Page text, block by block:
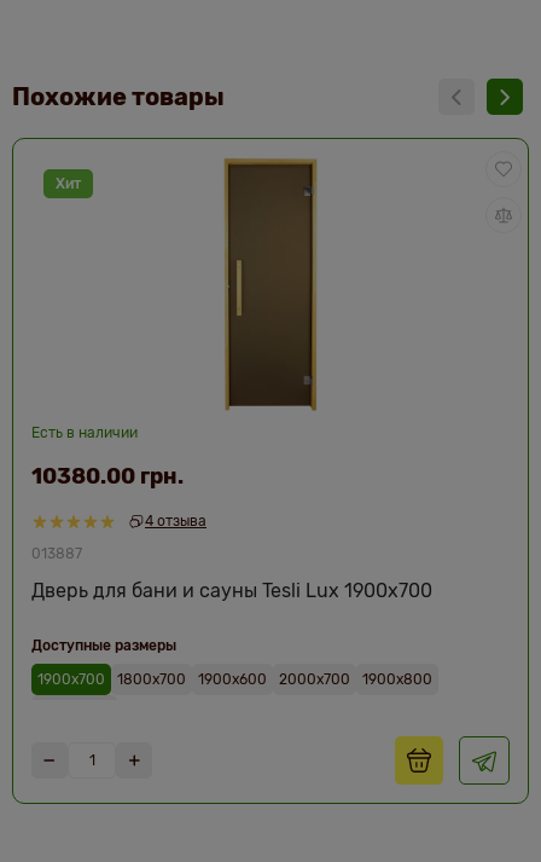
Похожие товары
Хит
4 отзыва
Есть в наличии
013887
Дверь для бани и сауны Tesli Lux 1900х700
10380.00 грн.
Доступные размеры
1900х700
1800х700 1900х600 2000х700
1900х800